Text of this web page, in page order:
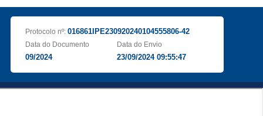
Protocolo nº: 016861IPE230920240104555806-42
Data do Documento
09/2024
Data do Envio
23/09/2024 09:55:47